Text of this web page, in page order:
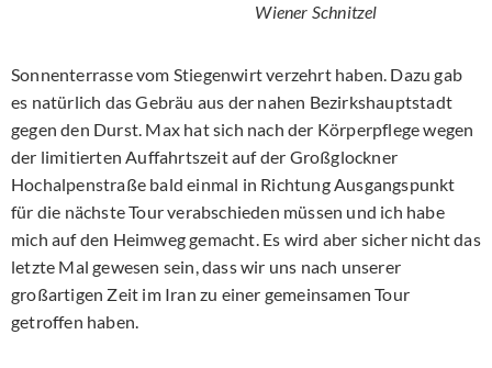
Wiener Schnitzel
Sonnenterrasse vom Stiegenwirt verzehrt haben. Dazu gab
es natürlich das Gebräu aus der nahen Bezirkshauptstadt
gegen den Durst. Max hat sich nach der Körperpflege wegen
der limitierten Auffahrtszeit auf der Großglockner
Hochalpenstraße bald einmal in Richtung Ausgangspunkt
für die nächste Tour verabschieden müssen und ich habe
mich auf den Heimweg gemacht. Es wird aber sicher nicht das
letzte Mal gewesen sein, dass wir uns nach unserer
großartigen Zeit im Iran zu einer gemeinsamen Tour
getroffen haben.